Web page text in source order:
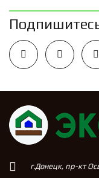
г.Донецк, пр-кт